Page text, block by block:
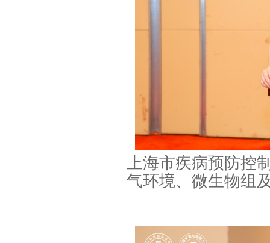
上海市疾病预防控
气环境、微生物组